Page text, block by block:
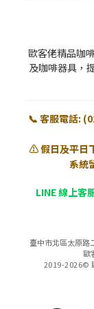
歐客佬精品咖
及咖啡器具，
📞 客服電話:
⚠️ 假日及平日
系統
LINE 線上客
臺中市北區太原路
歐
2019-2026©